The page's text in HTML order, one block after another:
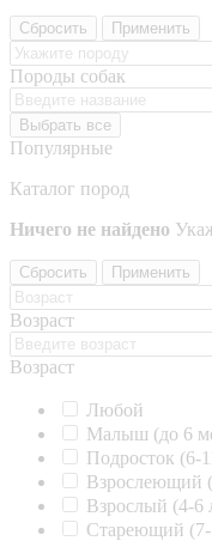
Сбросить Применить
Породы собак
Выбрать все
Популярные
Каталог пород
Ничего не найдено
Сбросить Применить
Возраст
Возраст
Любой
Малыш (до 6
Подросток (6-
Взрослеющий
Взрослый (4-6
Стареющий (7-